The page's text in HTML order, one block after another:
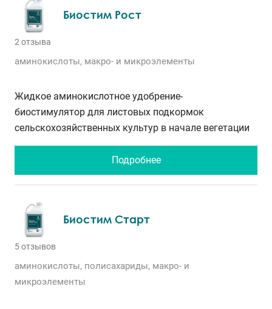
Биостим Рост
2 отзыва
аминокислоты, макро- и микроэлементы
Жидкое аминокислотное удобрение-
биостимулятор для листовых подкормок
сельскохозяйственных культур в начале вегетации
Подробнее
Биостим Старт
5 отзывов
аминокислоты, полисахариды, макро- и
микроэлементы